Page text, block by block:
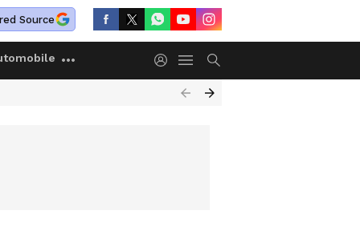
Source